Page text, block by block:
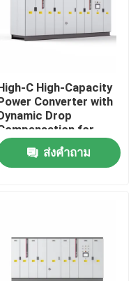
C High-Capacity
Converter with
Drop
for
Motor
ส่งคำถาม